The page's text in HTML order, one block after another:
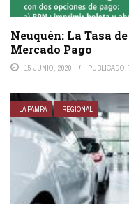
Neuquén: La Tasa
Mercado Pago
15 JUNIO, 2020 PUBLICADO
LA PAMPA REGIONAL